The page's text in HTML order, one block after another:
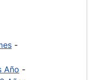
-
Año -